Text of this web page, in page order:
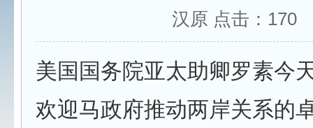
汉原 点击： 170
美国国务院亚太助卿罗素今
欢迎马政府推动两岸关系的